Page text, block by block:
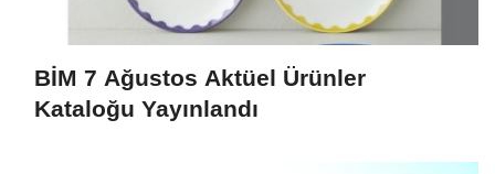
BİM 7 Ağustos Aktüel Ürünler
Kataloğu Yayınlandı